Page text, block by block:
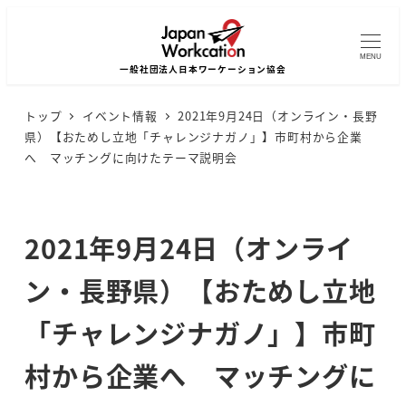
MENU
トップ イベント情報
2021年9月24日（オンライン・長野
県）【おためし立地「チャレンジナガノ」】市町村から企業
へ マッチングに向けたテーマ説明会
2021年9月24日（オンライ
ン・長野県）【おためし立地
「チャレンジナガノ」】市町
村から企業へ マッチングに